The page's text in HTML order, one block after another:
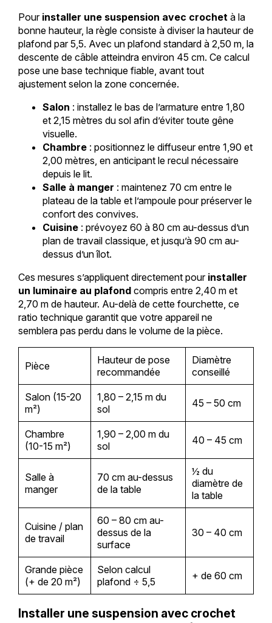
Pour installer une suspension avec crochet à la
bonne hauteur, la règle consiste à diviser la hauteur de
plafond par 5,5. Avec un plafond standard à 2,50 m, la
descente de câble atteindra environ 45 cm. Ce calcul
pose une base technique fiable, avant tout
ajustement selon la zone concernée.
Salon : installez le bas de l’armature entre 1,80
et 2,15 mètres du sol afin d’éviter toute gêne
visuelle.
Chambre : positionnez le diffuseur entre 1,90 et
2,00 mètres, en anticipant le recul nécessaire
depuis le lit.
Salle à manger : maintenez 70 cm entre le
plateau de la table et l’ampoule pour préserver le
confort des convives.
Cuisine : prévoyez 60 à 80 cm au-dessus d’un
plan de travail classique, et jusqu’à 90 cm au-
dessus d’un îlot.
Ces mesures s’appliquent directement pour installer
un luminaire au plafond compris entre 2,40 m et
2,70 m de hauteur. Au-delà de cette fourchette, ce
ratio technique garantit que votre appareil ne
semblera pas perdu dans le volume de la pièce.
Pièce
Hauteur de pose
recommandée
Diamètre
conseillé
Salon (15-20
m²)
1,80 – 2,15 m du
sol
45 – 50 cm
Chambre
(10-15 m²)
1,90 – 2,00 m du
sol
40 – 45 cm
Salle à
manger
70 cm au-dessus
de la table
½ du
diamètre de
la table
Cuisine / plan
de travail
60 – 80 cm au-
dessus de la
surface
30 – 40 cm
Grande pièce
(+ de 20 m²)
Selon calcul
plafond ÷ 5,5
+ de 60 cm
Installer une suspension avec crochet